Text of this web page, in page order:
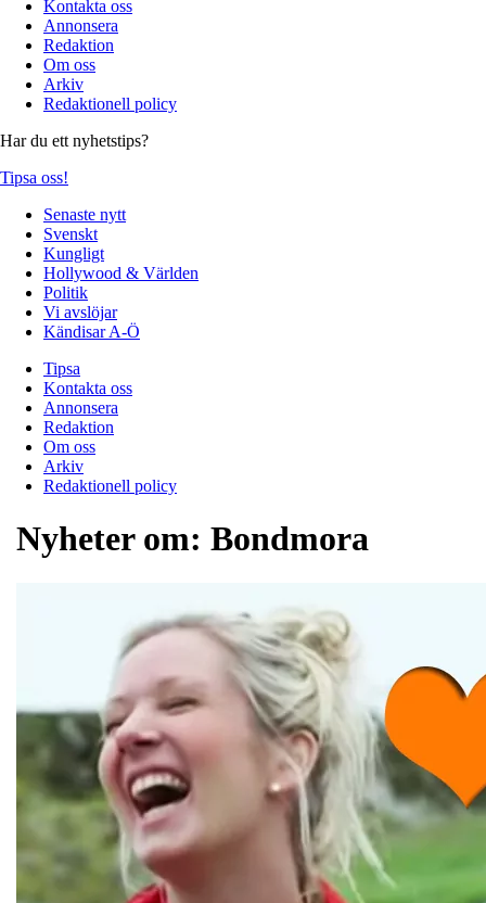
Kontakta oss
Annonsera
Redaktion
Om oss
Arkiv
Redaktionell policy
Har du ett nyhetstips?
Tipsa oss!
Senaste nytt
Svenskt
Kungligt
Hollywood & Världen
Politik
Vi avslöjar
Kändisar A-Ö
Tipsa
Kontakta oss
Annonsera
Redaktion
Om oss
Arkiv
Redaktionell policy
Nyheter om: Bondmora